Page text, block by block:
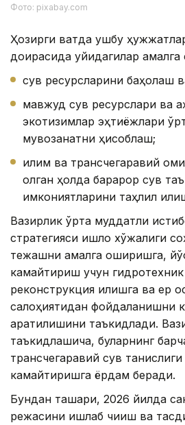
Фото: pixabay.com
Ҳозирги вақтда ушбу
доирасида қуйидагилар
сув ресурсларини баҳолаш
мавжуд сув ресурслари ва
экотизимлар эҳтиёжлари
мувозанатни ҳисоблаш;
иқлим ва трансчегаравий
олган ҳолда барқарор сув
имкониятларини таҳлил
Вазирлик ўрта муддатли
стратегияси қишлоқ хўжалиги
тежашни амалга оширишга,
камайтириш учун
реконструкция қилишга ва ер
салоҳиятидан фойдаланишни
қаратилишини таъкидлади.
таъкидлашича, буларнинг
трансчегаравий сув
камайтиришга ёрдам беради.
Бундан ташқари, 2026 йилда
режасини ишлаб чиқиш ва